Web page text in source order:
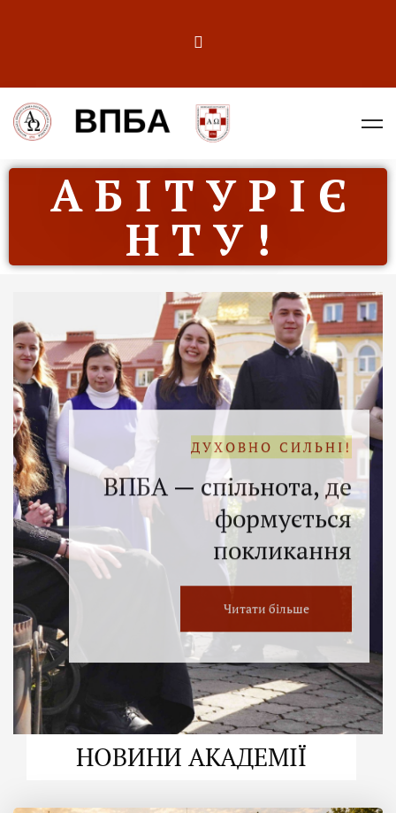
А Б І Т У Р І Є
Н Т У !
ДУХОВНО СИЛЬНІ!
ВПБА — спільнота, де
формується
покликання
Читати більше
НОВИНИ АКАДЕМІЇ